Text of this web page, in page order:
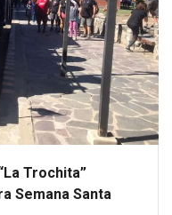
Trochita”
Semana Santa